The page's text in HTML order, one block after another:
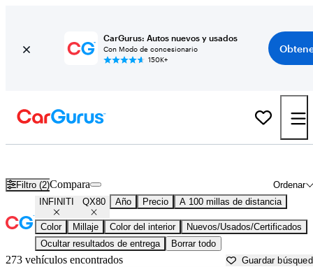
CarGurus: Autos nuevos y usados
Con Modo de concesionario
150K+
Filtro (2) Ordenar
Compara
INFINITI QX80 Año Precio A 100 millas de distancia
Color Millaje Color del interior
Nuevos/Usados/Certificados
Ocultar resultados de entrega
Borrar todo
273 vehículos encontrados Guardar